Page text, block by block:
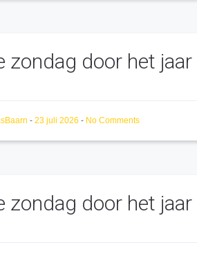
zondag door het jaar
- 23 juli 2026 - No Comments
zondag door het jaar